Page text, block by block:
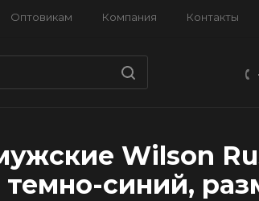
Оптовикам Компания Контакты
Wilson
темно-синий,